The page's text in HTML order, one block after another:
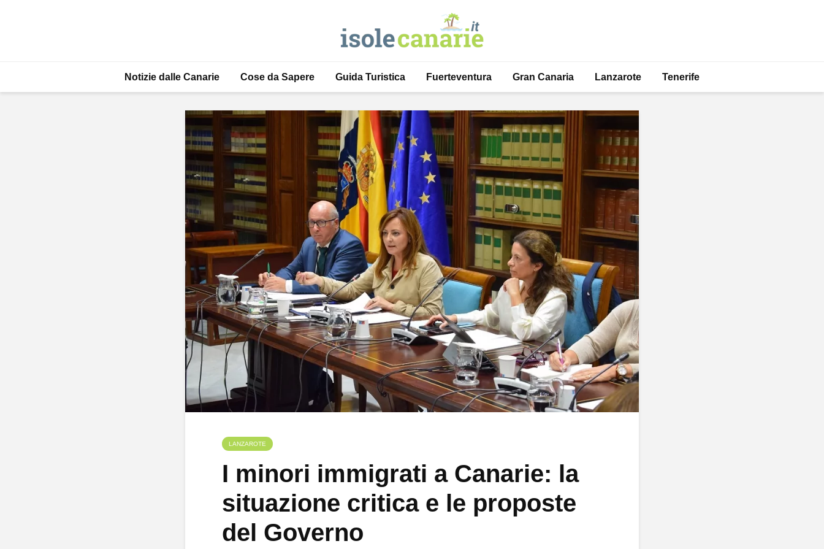
Notizie dalle Canarie Cose da Sapere Guida Turistica Fuerteventura Gran Canaria Lanzarote Tenerife
LANZAROTE
I minori immigrati a Canarie: la
situazione critica e le proposte
del Governo